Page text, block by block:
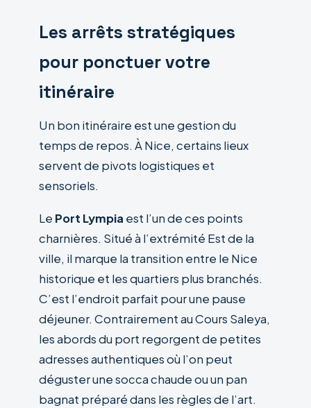
Les arrêts stratégiques
pour ponctuer votre
itinéraire
Un bon itinéraire est une gestion du
temps de repos. À Nice, certains lieux
servent de pivots logistiques et
sensoriels.
Le Port Lympia est l’un de ces points
charnières. Situé à l’extrémité Est de la
ville, il marque la transition entre le Nice
historique et les quartiers plus branchés.
C’est l’endroit parfait pour une pause
déjeuner. Contrairement au Cours Saleya,
les abords du port regorgent de petites
adresses authentiques où l’on peut
déguster une socca chaude ou un pan
bagnat préparé dans les règles de l’art.